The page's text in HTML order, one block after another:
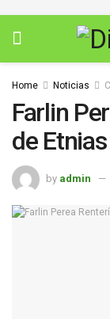
Home Noticias
Farlin
de
by admin